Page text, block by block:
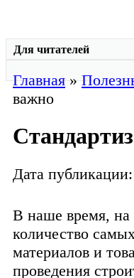
Для читателей
Главная»
важно
Дата
В наше время, на
количество
материалов и
проведения